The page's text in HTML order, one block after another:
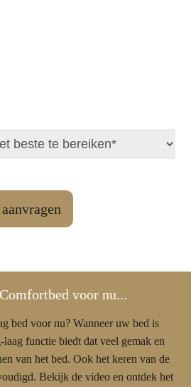
aanvragen
voor nu...
bed voor nu? Wanneer uw bed is
functie biedt dat veel gemak en
van het bed. Ook het keren van de
Bekijk de video en ontdek het